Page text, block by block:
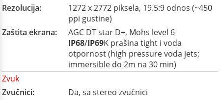
Rezolucija:
1272 x 2772 piksela, 19.5:9 odnos (~450
ppi gustine)
Zaštita ekrana:
AGC DT star D+, Mohs level 6
IP68/IP69K prašina tight i voda
otpornost (high pressure voda jets;
immersible do 2m na 30 min)
Zvuk
Zvučnici:
Da, sa stereo zvučnici